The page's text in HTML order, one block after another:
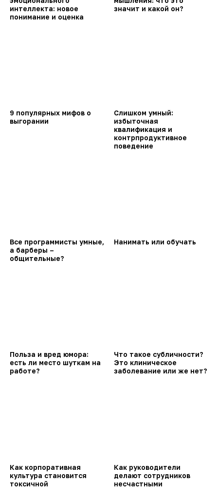
интеллекта: новое
понимание и оценка
значит и какой он?
9 популярных мифов о
выгорании
Слишком умный:
избыточная
квалификация и
контрпродуктивное
поведение
Все программисты умные,
а барберы –
общительные?
Нанимать или обучать
Польза и вред юмора:
есть ли место шуткам на
работе?
Что такое субличности?
Это клиническое
заболевание или же нет?
Как корпоративная
культура становится
токсичной
Как руководители
делают сотрудников
несчастными